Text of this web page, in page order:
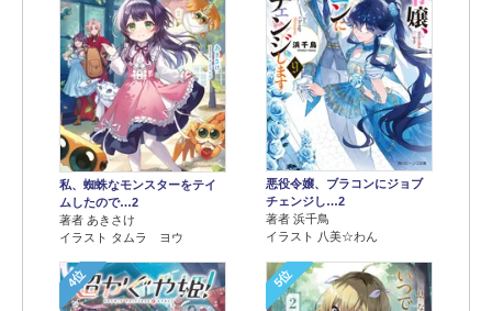
私、蜘蛛なモンスターをテイ
ムしたので…2
著者 あきさけ
イラスト タムラ ヨウ
悪役令嬢、ブラコンにジョブ
チェンジし…2
著者 浜千鳥
イラスト 八美☆わん
4位 5位